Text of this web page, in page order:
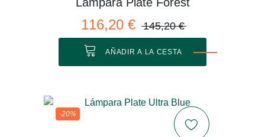
116,20 € 145,20 €
AÑADIR A LA CESTA
-20%